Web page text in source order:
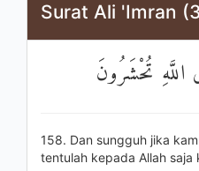
Surat Ali 'Imran
اللَّهِ تُحْشَرُونَ
158. Dan sungguh jika
tentulah kepada Allah saja